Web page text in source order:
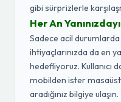
gibi sürprizlerle
Her An
Sadece acil durumlarda
ihtiyaçlarınızda da en
hedefliyoruz. Kullanıcı
mobilden ister
aradığınız bilgiye ulaşın.